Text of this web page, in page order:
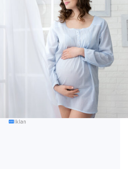
Iklan